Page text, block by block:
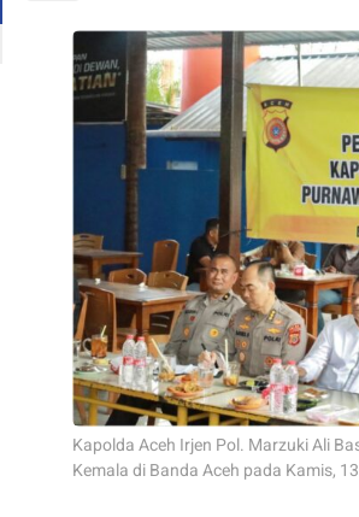
Kapolda Aceh Irjen Pol. Marzuki Ali
Kemala di Banda Aceh pada Kamis,